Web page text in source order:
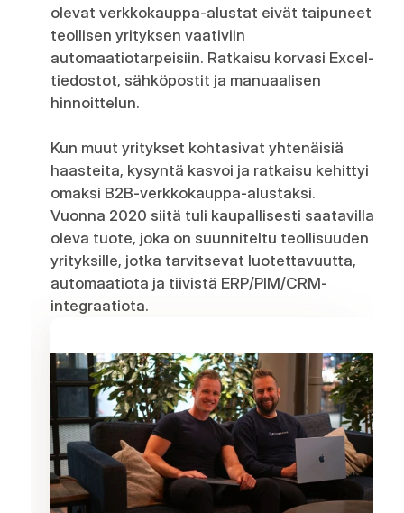
Tietoa
Select Language
V araa dem o
olevat verkkokauppa-alustat eivät taipuneet
teollisen yrityksen vaativiin
automaatiotarpeisiin. Ratkaisu korvasi Excel-
tiedostot, sähköpostit ja manuaalisen
hinnoittelun.
Kun muut yritykset kohtasivat yhtenäisiä
haasteita, kysyntä kasvoi ja ratkaisu kehittyi
omaksi B2B-verkkokauppa-alustaksi.
Vuonna 2020 siitä tuli kaupallisesti saatavilla
oleva tuote, joka on suunniteltu teollisuuden
yrityksille, jotka tarvitsevat luotettavuutta,
automaatiota ja tiivistä ERP/PIM/CRM-
integraatiota.